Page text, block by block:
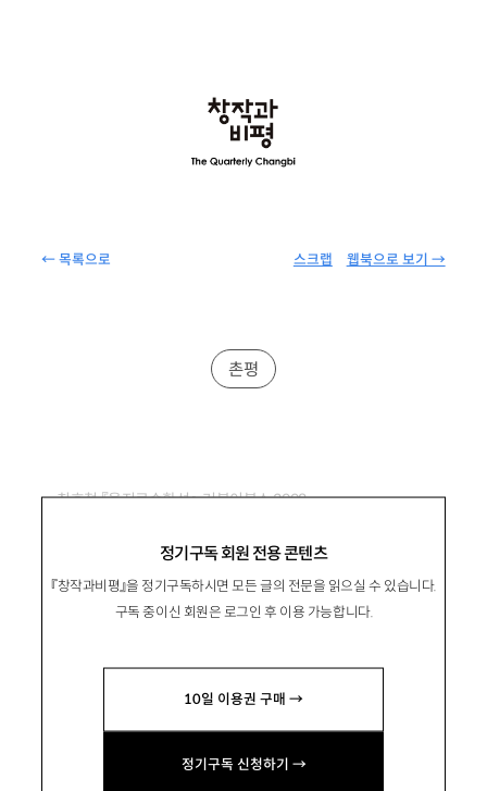
← 목록으로 웹북으로 보기 →
스크랩
정기구독 회원 전용 콘텐츠
『창작과비평』을 정기구독하시면 모든 글의 전문을 읽으실 수 있습니다.
구독 중이신 회원은 로그인 후 이용 가능합니다.
10일 이용권 구매 →
정기구독 신청하기 →
촌평
최호철 『을지로순환선』, 거북이북스 2008
서울은 순환한다, 계급의 혈관으로
만화비평가 manamana@korea.com